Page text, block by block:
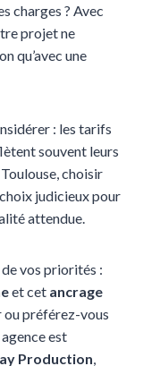
charges ? Avec
projet ne
qu’avec une
: les tarifs
souvent leurs
choisir
judicieux pour
attendue.
vos priorités :
et cet ancrage
préférez-vous
est
Production